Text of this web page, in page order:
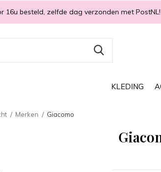
KLEDING
16u besteld, zelfde dag verzonden met PostNL!
Merken Giacomo